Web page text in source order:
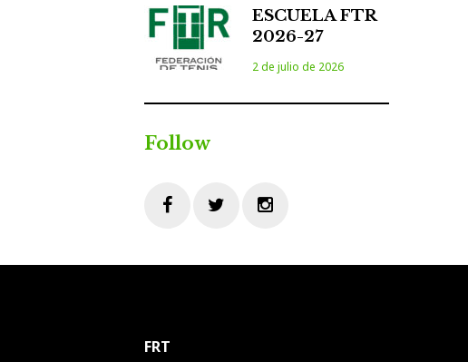
ESCUELA FTR
2026-27
2 de julio de 2026
Follow
FRT